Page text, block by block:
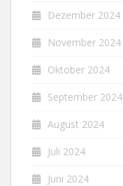
Dezember 2024
November 2024
Oktober 2024
September 2024
August 2024
Juli 2024
Juni 2024